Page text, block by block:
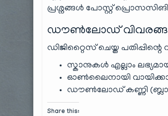
പ്രശ്നങ്ങൾ പോസ്റ്റ്
ഡൗൺലോഡ്
ഡിജിറ്റൈസ് ചെയ്ത
സ്കാനുകൾ എല്ലാം
ഓൺലൈനായി
ഡൗൺലോഡ് കണ്ണി
Share this: